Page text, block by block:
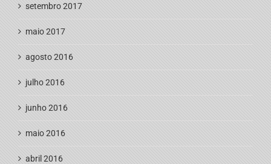
setembro 2017
maio 2017
agosto 2016
julho 2016
junho 2016
maio 2016
abril 2016